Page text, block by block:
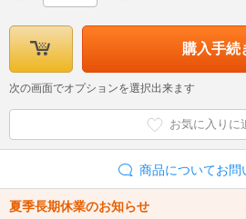
購入手続
次の画面でオプションを選択出来ます
お気に入りに
商品についてお問
夏季長期休業のお知らせ